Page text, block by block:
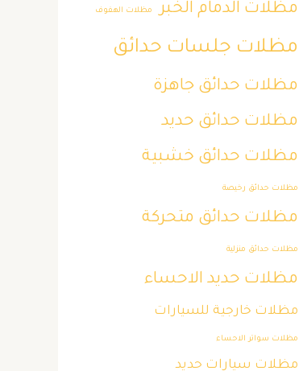
مظلات الدمام الخبر
مظلات الهفوف
مظلات جلسات حدائق
مظلات حدائق جاهزة
مظلات حدائق حديد
مظلات حدائق خشبية
مظلات حدائق رخيصة
مظلات حدائق متحركة
مظلات حدائق منزلية
مظلات حديد الاحساء
مظلات خارجية للسيارات
مظلات سواتر الاحساء
مظلات سيارات حديد